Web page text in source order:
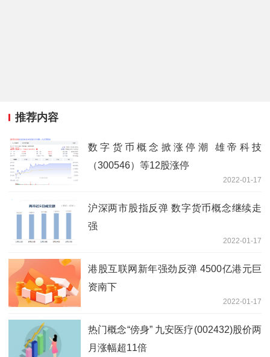
推荐内容
数字货币概念掀涨停潮 雄帝科技
（300546）等12股涨停
2022-01-17
沪深两市股指反弹 数字货币概念继续走
强
2022-01-17
港股互联网新年强劲反弹 4500亿港元巨
资南下
2022-01-17
热门概念“傍身” 九安医疗(002432)股价两
月涨幅超11倍